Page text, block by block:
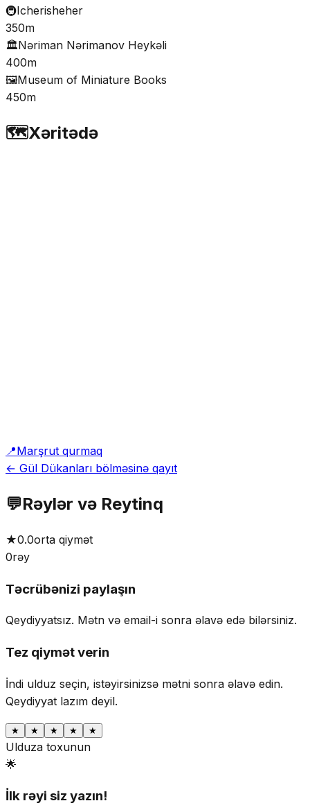
🚇Icherisheher
350m
🏛️Nəriman Nərimanov Heykəli
400m
🖼️Museum of Miniature Books
450m
🗺️Xəritədə
📍Marşrut qurmaq
← Gül Dükanları bölməsinə qayıt
💬Rəylər və Reytinq
★0.0orta qiymət
0rəy
Təcrübənizi paylaşın
Qeydiyyatsız. Mətn və email-i sonra əlavə edə bilərsiniz.
Tez qiymət verin
İndi ulduz seçin, istəyirsinizsə mətni sonra əlavə edin.
Qeydiyyat lazım deyil.
★ ★ ★ ★ ★
Ulduza toxunun
🌟
İlk rəyi siz yazın!